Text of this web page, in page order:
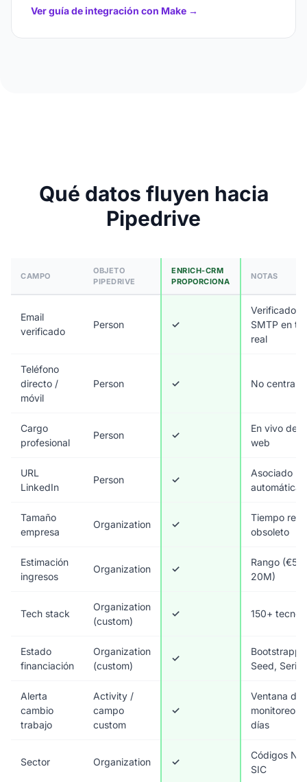
Ver guía de integración con Make →
Qué datos fluyen hacia
Pipedrive
CAMPO
OBJETO
PIPEDRIVE
ENRICH-CRM
PROPORCIONA
NOTAS
Email
verificado
Person ✓
Verificado
SMTP en
real
Teléfono
directo /
móvil
Person ✓ No
Cargo
profesional
Person ✓
En vivo
web
URL
LinkedIn
Person ✓
Asociado
Tamaño
empresa
Organization ✓
Tiempo
obsoleto
Estimación
ingresos
Organization ✓
Rango
20M)
Tech stack
Organization
(custom)
✓ 150+
Estado
financiación
Organization
(custom)
✓
Seed, Serie
Alerta
cambio
trabajo
Activity /
campo
custom
✓
Ventana de
monitoreo
días
Sector Organization ✓
Códigos
SIC